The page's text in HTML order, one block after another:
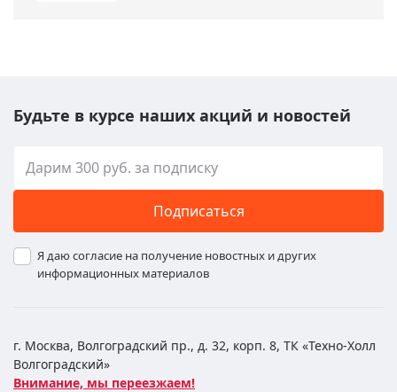
Будьте в курсе наших акций и новостей
Подписаться
Я даю согласие на получение новостных и других
информационных материалов
г. Москва, Волгоградский пр., д. 32, корп. 8, ТК «Техно-Холл
Волгоградский»
Внимание, мы переезжаем!